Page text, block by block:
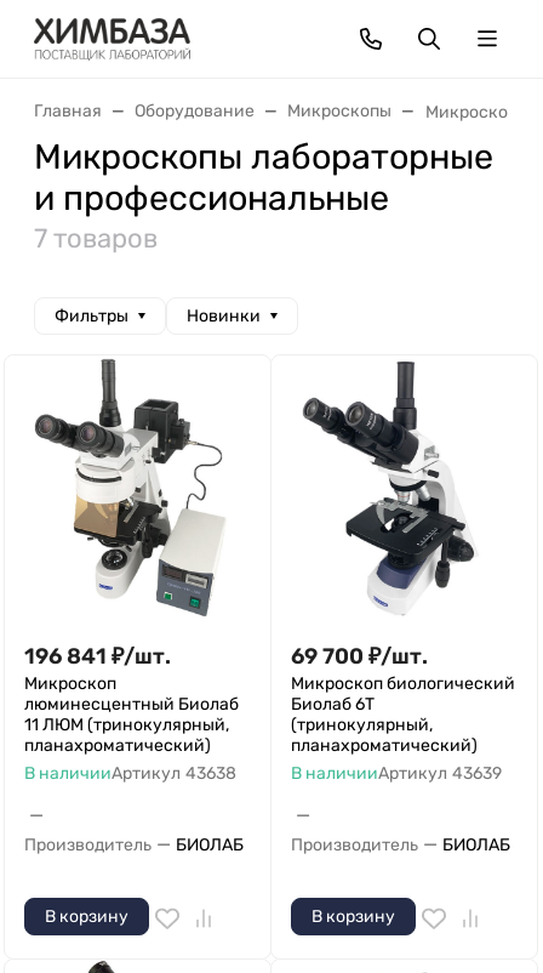
Главная Оборудование Микроскопы Микроскопы
Микроскопы лабораторные
и профессиональные
7 товаров
Фильтры Новинки
196 841 ₽/шт.
Микроскоп
люминесцентный Биолаб
11 ЛЮМ (тринокулярный,
планахроматический)
В наличииАртикул 43638
—
Производитель — БИОЛАБ
В корзину
69 700 ₽/шт.
Микроскоп биологический
Биолаб 6Т
(тринокулярный,
планахроматический)
В наличииАртикул 43639
—
Производитель — БИОЛАБ
В корзину